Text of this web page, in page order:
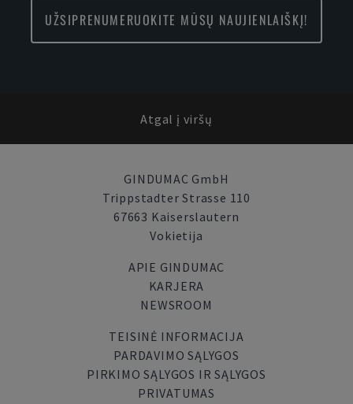
UŽSIPRENUMERUOKITE MŪSŲ NAUJIENLAIŠKĮ!
Atgal į viršų
GINDUMAC GmbH
Trippstadter Strasse 110
67663 Kaiserslautern
Vokietija
APIE GINDUMAC
KARJERA
NEWSROOM
TEISINĖ INFORMACIJA
PARDAVIMO SĄLYGOS
PIRKIMO SĄLYGOS IR SĄLYGOS
PRIVATUMAS